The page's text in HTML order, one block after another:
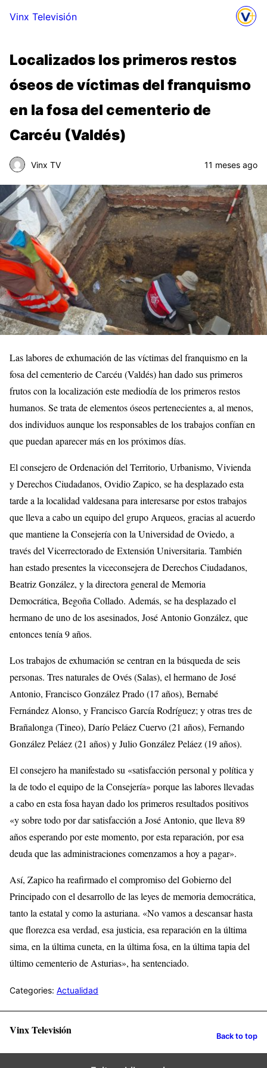
Vinx Televisión
Localizados los primeros restos
óseos de víctimas del franquismo
en la fosa del cementerio de
Carcéu (Valdés)
Vinx TV 11 meses ago
Las labores de exhumación de las víctimas del franquismo en la
fosa del cementerio de Carcéu (Valdés) han dado sus primeros
frutos con la localización este mediodía de los primeros restos
humanos. Se trata de elementos óseos pertenecientes a, al menos,
dos individuos aunque los responsables de los trabajos confían en
que puedan aparecer más en los próximos días.
El consejero de Ordenación del Territorio, Urbanismo, Vivienda
y Derechos Ciudadanos, Ovidio Zapico, se ha desplazado esta
tarde a la localidad valdesana para interesarse por estos trabajos
que lleva a cabo un equipo del grupo Arqueos, gracias al acuerdo
que mantiene la Consejería con la Universidad de Oviedo, a
través del Vicerrectorado de Extensión Universitaria. También
han estado presentes la viceconsejera de Derechos Ciudadanos,
Beatriz González, y la directora general de Memoria
Democrática, Begoña Collado. Además, se ha desplazado el
hermano de uno de los asesinados, José Antonio González, que
entonces tenía 9 años.
Los trabajos de exhumación se centran en la búsqueda de seis
personas. Tres naturales de Ovés (Salas), el hermano de José
Antonio, Francisco González Prado (17 años), Bernabé
Fernández Alonso, y Francisco García Rodríguez; y otras tres de
Brañalonga (Tineo), Darío Peláez Cuervo (21 años), Fernando
González Peláez (21 años) y Julio González Peláez (19 años).
El consejero ha manifestado su «satisfacción personal y política y
la de todo el equipo de la Consejería» porque las labores llevadas
a cabo en esta fosa hayan dado los primeros resultados positivos
«y sobre todo por dar satisfacción a José Antonio, que lleva 89
años esperando por este momento, por esta reparación, por esa
deuda que las administraciones comenzamos a hoy a pagar».
Así, Zapico ha reafirmado el compromiso del Gobierno del
Principado con el desarrollo de las leyes de memoria democrática,
tanto la estatal y como la asturiana. «No vamos a descansar hasta
que florezca esa verdad, esa justicia, esa reparación en la última
sima, en la última cuneta, en la última fosa, en la última tapia del
último cementerio de Asturias», ha sentenciado.
Categories: Actualidad
Vinx Televisión Back to top